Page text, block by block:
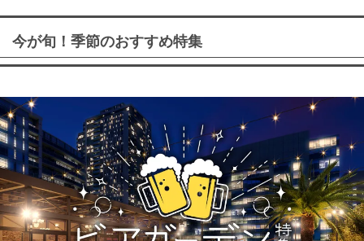
今が旬！季節のおすすめ特集